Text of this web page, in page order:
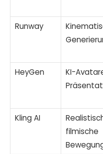
Runway
HeyGen
KI-
Kling AI
filmische